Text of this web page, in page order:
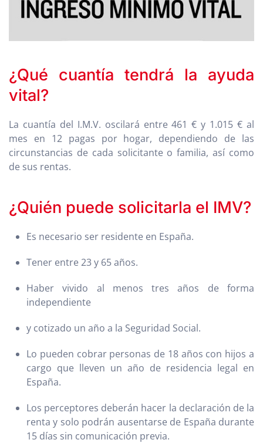
¿Qué cuantía tendrá la ayuda
vital?
La cuantía del I.M.V. oscilará entre 461 € y 1.015 € al
mes en 12 pagas por hogar, dependiendo de las
circunstancias de cada solicitante o familia, así como
de sus rentas.
¿Quién puede solicitarla el IMV?
Es necesario ser residente en España.
Tener entre 23 y 65 años.
Haber vivido al menos tres años de forma
independiente
y cotizado un año a la Seguridad Social.
Lo pueden cobrar personas de 18 años con hijos a
cargo que lleven un año de residencia legal en
España.
Los perceptores deberán hacer la declaración de la
renta y solo podrán ausentarse de España durante
15 días sin comunicación previa.